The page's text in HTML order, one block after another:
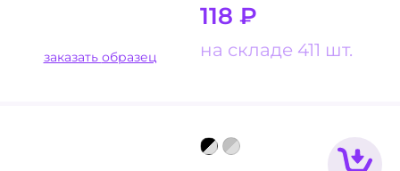
118 ₽
на складе 411 шт.
заказать образец